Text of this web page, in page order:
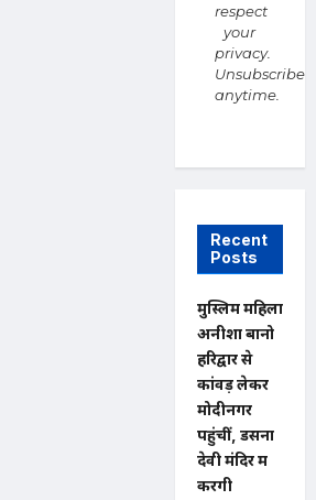
respect
your
privacy.
Unsubscribe
anytime.
Recent
Posts
मुस्लिम महिला
अनीशा बानो
हरिद्वार से
कांवड़ लेकर
मोदीनगर
पहुंचीं, डसना
देवी मंदिर में
करेंगी